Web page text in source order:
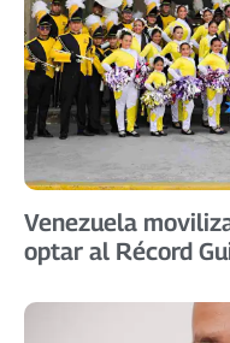
Venezuela
optar al Récord